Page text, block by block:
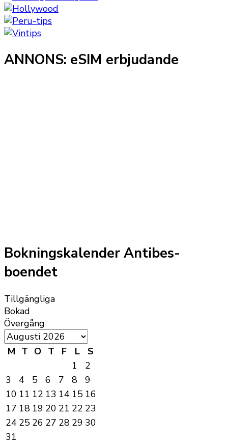
ANNONS: eSIM erbjudande
Bokningskalender Antibes-
boendet
Tillgängliga
Bokad
Övergång
M T O T F L
S
1
2
3
4 5 6 7 8
9
10 11 12 13 14 15 16
17 18 19 20 21 22 23
24 25 26 27 28 29 30
31